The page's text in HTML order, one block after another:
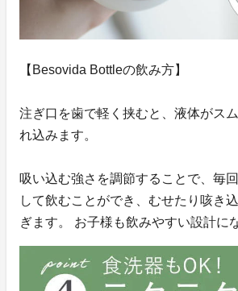
【Besovida Bottleの飲み方】
注ぎ口を歯で軽く挟むと、液体がス
れ込みます。
吸い込む強さを調節することで、毎
して飲むことができ、むせたり咳き
ぎます。 お子様も飲みやすい設計に